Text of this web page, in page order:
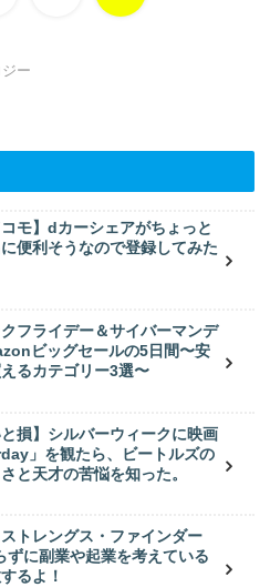
ー
コモ】dカーシェアがちょっと
便利そうなので登録してみた
クフライデー＆サイバーマンデ
ビッグセールの5日間〜安
るカテゴリー3選〜
と損】シルバーウィークに映画
」を観たら、ビートルズの
と天才の苦悩を知った。
ストレングス・ファインダー
ずに副業や起業を考えている
るよ！